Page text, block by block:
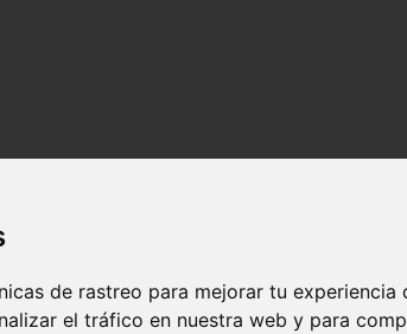
de rastreo para mejorar tu
el tráfico en nuestra web y para